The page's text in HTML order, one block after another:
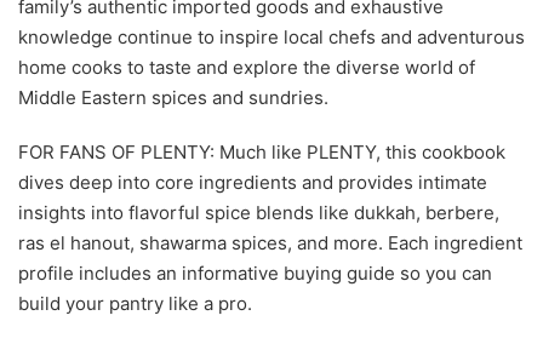
family’s authentic imported goods and exhaustive
knowledge continue to inspire local chefs and adventurous
home cooks to taste and explore the diverse world of
Middle Eastern spices and sundries.
FOR FANS OF PLENTY: Much like PLENTY, this cookbook
dives deep into core ingredients and provides intimate
insights into flavorful spice blends like dukkah, berbere,
ras el hanout, shawarma spices, and more. Each ingredient
profile includes an informative buying guide so you can
build your pantry like a pro.